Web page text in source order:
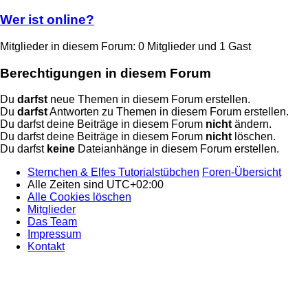
Wer ist online?
Mitglieder in diesem Forum: 0 Mitglieder und 1 Gast
Berechtigungen in diesem Forum
Du darfstneue Themen in diesem Forum erstellen.
Du darfstAntworten zu Themen in diesem Forum erstellen.
Du darfst deine Beiträge in diesem Forum nichtändern.
Du darfst deine Beiträge in diesem Forum nichtlöschen.
Du darfst keine Dateianhänge in diesem Forum erstellen.
Sternchen & Elfes Tutorialstübchen Foren-Übersicht
Alle Zeiten sind UTC+02:00
Alle Cookies löschen
Mitglieder
Das Team
Impressum
Kontakt